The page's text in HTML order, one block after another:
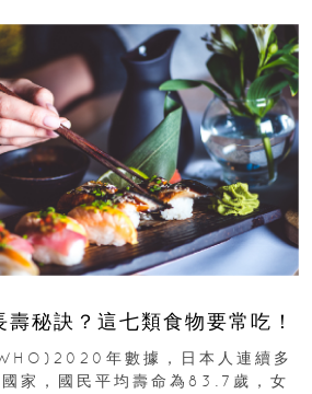
秘訣？這七類食物要常吃！
年數據，日本人連續多
家，國民平均壽命為83.7歲，女